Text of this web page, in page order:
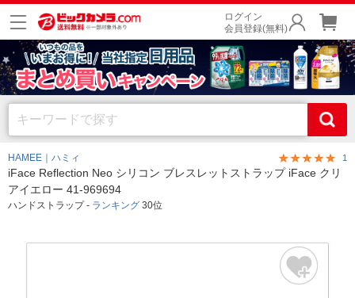
ログイン
会員登録(無料)
HAMEE｜ハミィ 1
iFace Reflection Neo シリコン ブレスレットストラップ iFace クリ
アイエロー 41-969694
ハンドストラップ - ランキング 30位